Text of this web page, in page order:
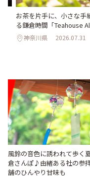
お茶を片手に、小さな手
る鎌倉時間「Teahouse
神奈川県 2026.07.31
風鈴の音色に誘われて歩く
倉さんぽ♪由緒ある社の参
舗のひんやり甘味も